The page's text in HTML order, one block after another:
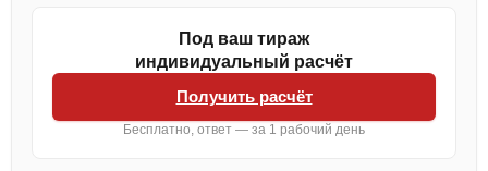
Под ваш тираж
индивидуальный расчёт
Получить расчёт
Бесплатно, ответ — за 1 рабочий день